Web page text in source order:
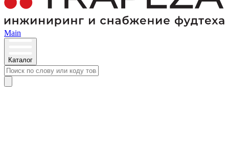
Main
Каталог